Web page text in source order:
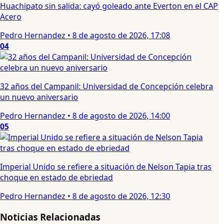
Huachipato sin salida: cayó goleado ante Everton en el CAP
Acero
Pedro Hernandez • 8 de agosto de 2026, 17:08
04
32 años del Campanil: Universidad de Concepción celebra
un nuevo aniversario
Pedro Hernandez • 8 de agosto de 2026, 14:00
05
Imperial Unido se refiere a situación de Nelson Tapia tras
choque en estado de ebriedad
Pedro Hernandez • 8 de agosto de 2026, 12:30
Noticias Relacionadas